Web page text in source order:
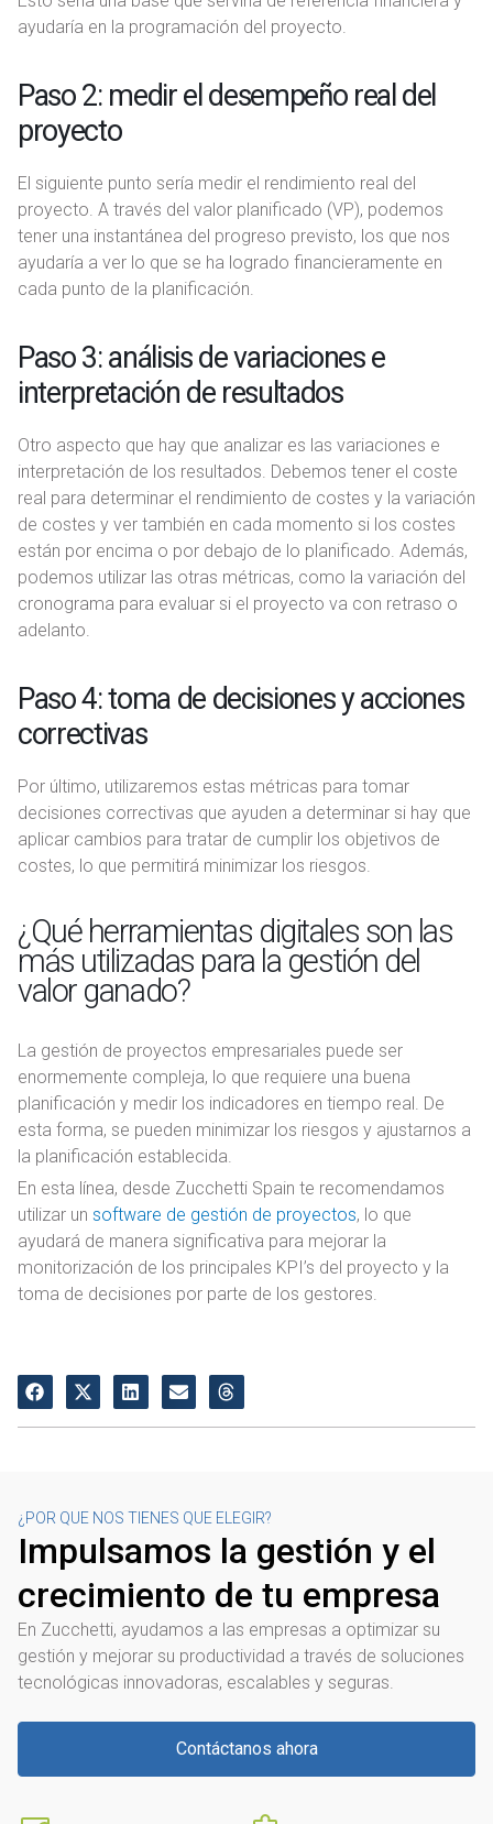
ayudaría en la programación del proyecto.
Paso 2: medir el desempeño real del
proyecto
El siguiente punto sería medir el rendimiento real del
proyecto. A través del valor planificado (VP), podemos
tener una instantánea del progreso previsto, los que nos
ayudaría a ver lo que se ha logrado financieramente en
cada punto de la planificación.
Paso 3: análisis de variaciones e
interpretación de resultados
Otro aspecto que hay que analizar es las variaciones e
interpretación de los resultados. Debemos tener el coste
real para determinar el rendimiento de costes y la variación
de costes y ver también en cada momento si los costes
están por encima o por debajo de lo planificado. Además,
podemos utilizar las otras métricas, como la variación del
cronograma para evaluar si el proyecto va con retraso o
adelanto.
Paso 4: toma de decisiones y acciones
correctivas
Por último, utilizaremos estas métricas para tomar
decisiones correctivas que ayuden a determinar si hay que
aplicar cambios para tratar de cumplir los objetivos de
costes, lo que permitirá minimizar los riesgos.
¿Qué herramientas digitales son las
más utilizadas para la gestión del
valor ganado?
La gestión de proyectos empresariales puede ser
enormemente compleja, lo que requiere una buena
planificación y medir los indicadores en tiempo real. De
esta forma, se pueden minimizar los riesgos y ajustarnos a
la planificación establecida.
En esta línea, desde Zucchetti Spain te recomendamos
utilizar un software de gestión de proyectos, lo que
ayudará de manera significativa para mejorar la
monitorización de los principales KPI’s del proyecto y la
toma de decisiones por parte de los gestores.
¿POR QUE NOS TIENES QUE ELEGIR?
Impulsamos la gestión y el
crecimiento de tu empresa
En Zucchetti, ayudamos a las empresas a optimizar su
gestión y mejorar su productividad a través de soluciones
tecnológicas innovadoras, escalables y seguras.
Contáctanos ahora